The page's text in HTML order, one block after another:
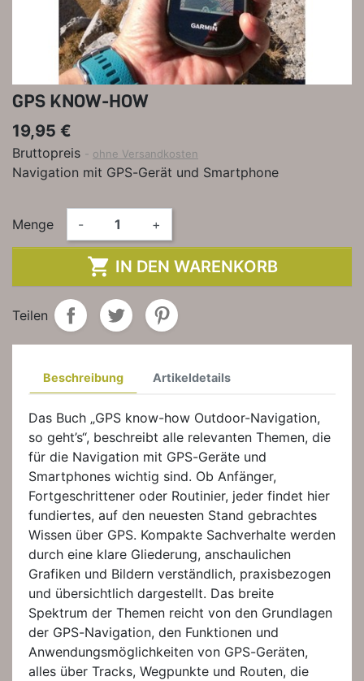
GPS KNOW-HOW
19,95 €
Bruttopreis ohne Versandkosten
Navigation mit GPS-Gerät und Smartphone
Menge - +
 IN DEN WARENKORB
Teilen
Beschreibung Artikeldetails
Das Buch „GPS know-how Outdoor-Navigation,
so geht’s“, beschreibt alle relevanten Themen, die
für die Navigation mit GPS-Geräte und
Smartphones wichtig sind. Ob Anfänger,
Fortgeschrittener oder Routinier, jeder findet hier
fundiertes, auf den neuesten Stand gebrachtes
Wissen über GPS. Kompakte Sachverhalte werden
durch eine klare Gliederung, anschaulichen
Grafiken und Bildern verständlich, praxisbezogen
und übersichtlich dargestellt. Das breite
Spektrum der Themen reicht von den Grundlagen
der GPS-Navigation, den Funktionen und
Anwendungsmöglichkeiten von GPS-Geräten,
alles über Tracks, Wegpunkte und Routen, die